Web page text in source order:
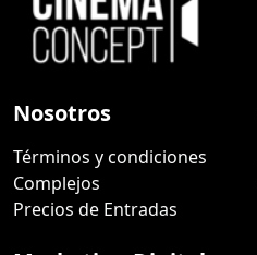
Nosotros
Términos y condiciones
Complejos
Precios de Entradas